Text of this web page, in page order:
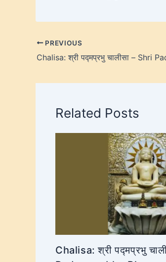
PREVIOUS
Related Posts
Chalisa: श्री पद्मप्रभु